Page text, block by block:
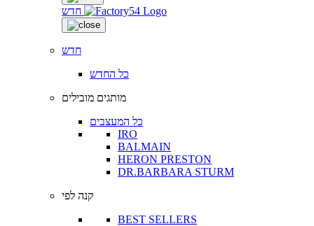
חדש
חדש
כל החדש
מותגים מובילים
כל המעצבים
IRO
BALMAIN
HERON PRESTON
DR.BARBARA STURM
קנה לפי
BEST SELLERS